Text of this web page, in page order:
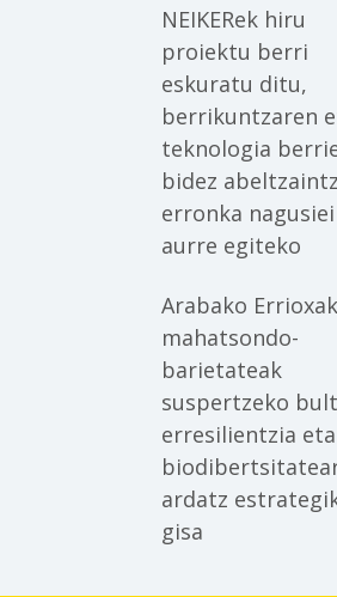
NEIKERek hiru
proiektu berri
eskuratu ditu,
berrikuntzaren
teknologia
bidez
erronka nagusiei
aurre egiteko
Arabako
mahatsondo-
barietateak
suspertzeko
erresilientzia eta
ardatz
gisa